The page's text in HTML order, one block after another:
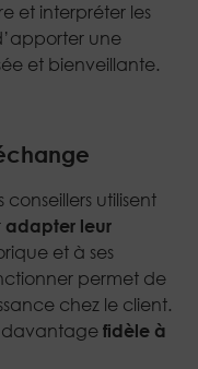
et interpréter les
une
et bienveillante.
utilisent
adapter leur
et à ses
permet de
chez le client.
davantage fidèle à